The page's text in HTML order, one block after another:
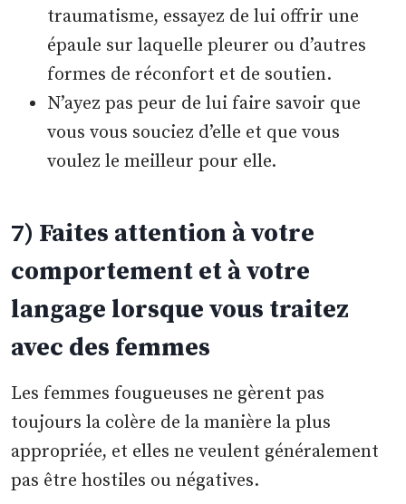
traumatisme, essayez de lui offrir une
épaule sur laquelle pleurer ou d’autres
formes de réconfort et de soutien.
N’ayez pas peur de lui faire savoir que
vous vous souciez d’elle et que vous
voulez le meilleur pour elle.
7) Faites attention à votre
comportement et à votre
langage lorsque vous traitez
avec des femmes
Les femmes fougueuses ne gèrent pas
toujours la colère de la manière la plus
appropriée, et elles ne veulent généralement
pas être hostiles ou négatives.